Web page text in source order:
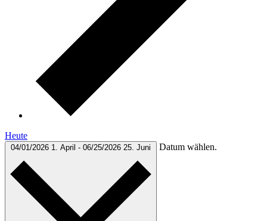
Heute
04/01/2026 1. April - 06/25/2026 25. Juni Datum wählen.